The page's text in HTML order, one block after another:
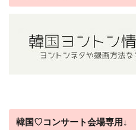
韓国♡コンサート会場専用↓